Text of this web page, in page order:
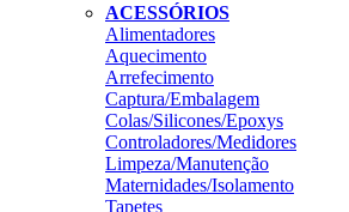
ACESSÓRIOS
Alimentadores
Aquecimento
Arrefecimento
Captura/Embalagem
Colas/Silicones/Epoxys
Controladores/Medidores
Limpeza/Manutenção
Maternidades/Isolamento
Tapetes